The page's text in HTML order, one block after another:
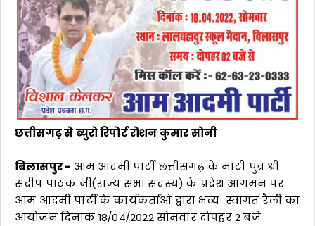
छत्तीसगढ़ से ब्युरो रिपोर्ट रोशन कुमार सोनी
बिलासपुर - आम आदमी पार्टी छत्तीसगढ़ के माटी पुत्र श्री
संदीप पाठक जी(राज्य सभा सदस्य) के प्रदेश आगमन पर
आम आदमी पार्टी के कार्यकर्ताओ द्वारा भव्य स्वागत रैली का
आयोजन दिनांक 18/04/2022 सोमवार दोपहर 2 बजे